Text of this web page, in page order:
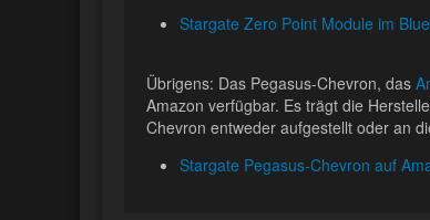
Stargate Zero Point Module im
Übrigens: Das Pegasus-Chevron, das
Amazon verfügbar. Es trägt die
Chevron entweder aufgestellt oder an
Stargate Pegasus-Chevron auf